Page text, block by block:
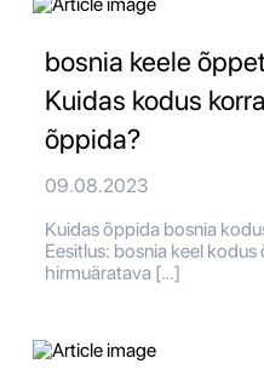
bosnia keele
Kuidas kodus
õppida?
09.08.2023
Kuidas õppida bosnia
Eesitlus: bosnia keel
hirmuäratava […]